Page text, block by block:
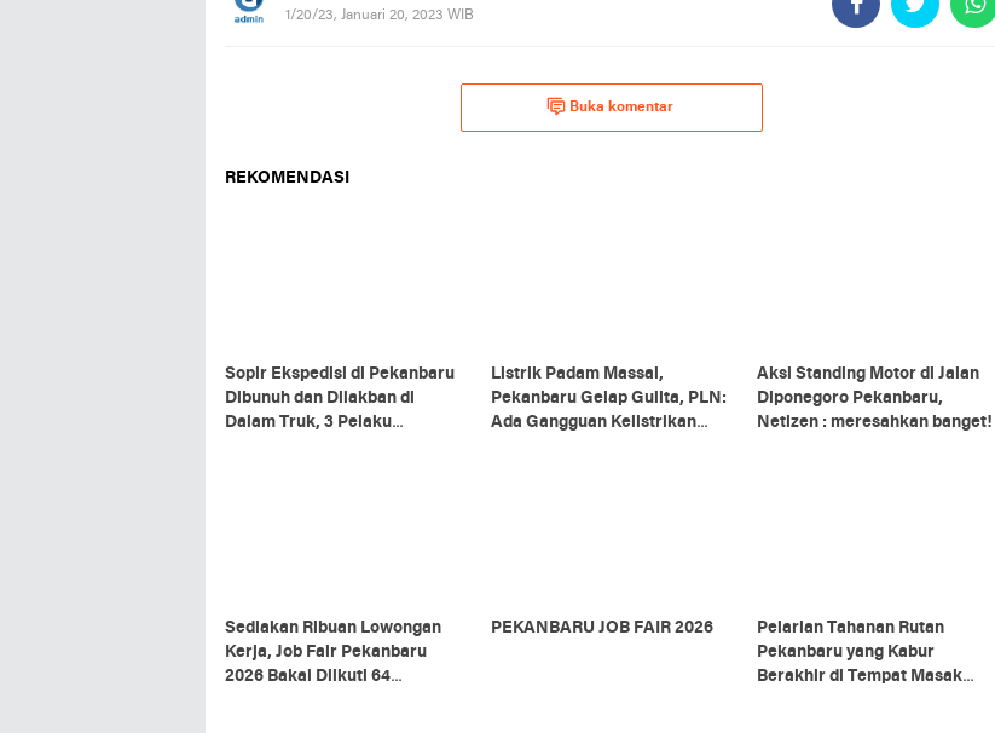
1/20/23, Januari 20, 2023 WIB
Buka komentar
REKOMENDASI
Sopir Ekspedisi di Pekanbaru
Dibunuh dan Dilakban di
Dalam Truk, 3 Pelaku
Listrik Padam Massal,
Pekanbaru Gelap Gulita, PLN:
Ada Gangguan Kelistrikan
Aksi Standing Motor di Jalan
Diponegoro Pekanbaru,
Netizen : meresahkan banget!
Sediakan Ribuan Lowongan
Kerja, Job Fair Pekanbaru
2026 Bakal Diikuti 64
PEKANBARU JOB FAIR 2026
Pelarian Tahanan Rutan
Pekanbaru yang Kabur
Berakhir di Tempat Masak